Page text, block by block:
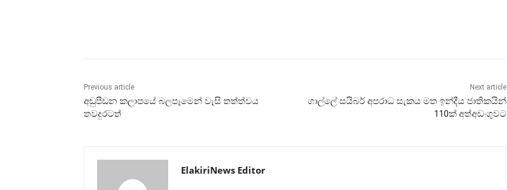
Previous article
අඩුපීඩන කලාපයේ බලපෑමෙන් වැසි තත්ත්වය
තවදුරටත්
Next article
ගාල්ලේ සයිබර් අපරාධ සැකය මත ඉන්දීය ජාතිකයින්
110ක් අත්අඩංගුවට
ElakiriNews Editor